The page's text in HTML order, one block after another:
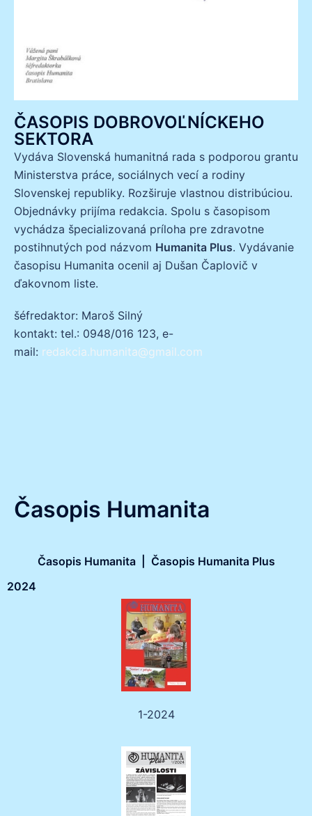
ČASOPIS DOBROVOĽNÍCKEHO
SEKTORA
Vydáva Slovenská humanitná rada s podporou grantu
Ministerstva práce, sociálnych vecí a rodiny
Slovenskej republiky. Rozširuje vlastnou distribúciou.
Objednávky prijíma redakcia. Spolu s časopisom
vychádza špecializovaná príloha pre zdravotne
postihnutých pod názvom Humanita Plus. Vydávanie
časopisu Humanita ocenil aj Dušan Čaplovič v
ďakovnom liste.
šéfredaktor: Maroš Silný
kontakt: tel.: 0948/016 123, e-
mail: redakcia.humanita@gmail.com
Časopis Humanita
Časopis Humanita | Časopis Humanita Plus
2024
1-2024